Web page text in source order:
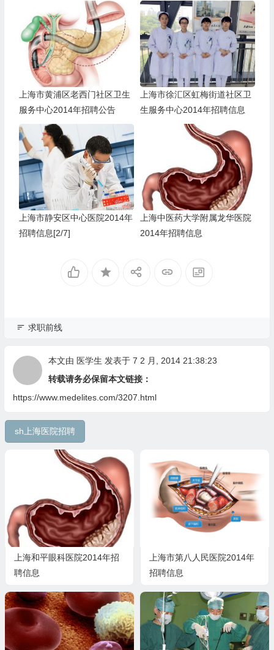
上海市黄浦区老西门社区卫生
服务中心2014年招聘公告
上海市徐汇区虹梅街道社区卫
生服务中心2014年招聘信息
上海市静安区中心医院2014年
招聘信息[2/7]
上海中医药大学附属龙华医院
2014年招聘信息
求职前线
本文由 医学生 发表于 7 2 月, 2014 21:38:23
转载请务必保留本文链接：
https://www.medelites.com/3207.html
sh上海医院招聘
上海和平眼科医院2014年招
聘信息
上海市第八人民医院2014年
招聘信息